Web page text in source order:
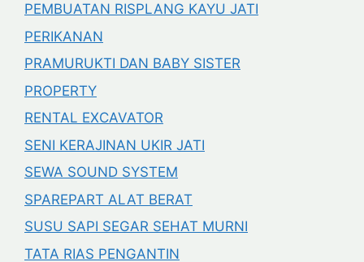
PEMBUATAN RISPLANG KAYU JATI
PERIKANAN
PRAMURUKTI DAN BABY SISTER
PROPERTY
RENTAL EXCAVATOR
SENI KERAJINAN UKIR JATI
SEWA SOUND SYSTEM
SPAREPART ALAT BERAT
SUSU SAPI SEGAR SEHAT MURNI
TATA RIAS PENGANTIN